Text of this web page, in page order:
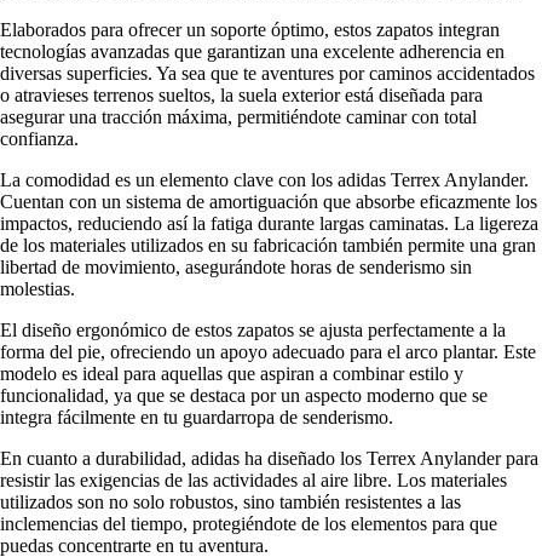
Elaborados para ofrecer un soporte óptimo, estos zapatos integran
tecnologías avanzadas que garantizan una excelente adherencia en
diversas superficies. Ya sea que te aventures por caminos accidentados
o atravieses terrenos sueltos, la suela exterior está diseñada para
asegurar una tracción máxima, permitiéndote caminar con total
confianza.
La comodidad es un elemento clave con los adidas Terrex Anylander.
Cuentan con un sistema de amortiguación que absorbe eficazmente los
impactos, reduciendo así la fatiga durante largas caminatas. La ligereza
de los materiales utilizados en su fabricación también permite una gran
libertad de movimiento, asegurándote horas de senderismo sin
molestias.
El diseño ergonómico de estos zapatos se ajusta perfectamente a la
forma del pie, ofreciendo un apoyo adecuado para el arco plantar. Este
modelo es ideal para aquellas que aspiran a combinar estilo y
funcionalidad, ya que se destaca por un aspecto moderno que se
integra fácilmente en tu guardarropa de senderismo.
En cuanto a durabilidad, adidas ha diseñado los Terrex Anylander para
resistir las exigencias de las actividades al aire libre. Los materiales
utilizados son no solo robustos, sino también resistentes a las
inclemencias del tiempo, protegiéndote de los elementos para que
puedas concentrarte en tu aventura.